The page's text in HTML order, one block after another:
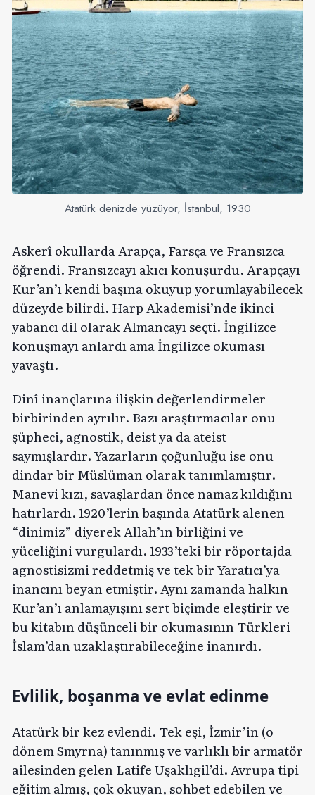
Atatürk denizde yüzüyor, İstanbul, 1930
Askerî okullarda Arapça, Farsça ve Fransızca
öğrendi. Fransızcayı akıcı konuşurdu. Arapçayı
Kur’an’ı kendi başına okuyup yorumlayabilecek
düzeyde bilirdi. Harp Akademisi’nde ikinci
yabancı dil olarak Almancayı seçti. İngilizce
konuşmayı anlardı ama İngilizce okuması
yavaştı.
Dinî inançlarına ilişkin değerlendirmeler
birbirinden ayrılır. Bazı araştırmacılar onu
şüpheci, agnostik, deist ya da ateist
saymışlardır. Yazarların çoğunluğu ise onu
dindar bir Müslüman olarak tanımlamıştır.
Manevi kızı, savaşlardan önce namaz kıldığını
hatırlardı. 1920’lerin başında Atatürk alenen
“dinimiz” diyerek Allah’ın birliğini ve
yüceliğini vurgulardı. 1933’teki bir röportajda
agnostisizmi reddetmiş ve tek bir Yaratıcı’ya
inancını beyan etmiştir. Aynı zamanda halkın
Kur’an’ı anlamayışını sert biçimde eleştirir ve
bu kitabın düşünceli bir okumasının Türkleri
İslam’dan uzaklaştırabileceğine inanırdı.
Evlilik, boşanma ve evlat edinme
Atatürk bir kez evlendi. Tek eşi, İzmir’in (o
dönem Smyrna) tanınmış ve varlıklı bir armatör
ailesinden gelen Latife Uşaklıgil’di. Avrupa tipi
eğitim almış, çok okuyan, sohbet edebilen ve